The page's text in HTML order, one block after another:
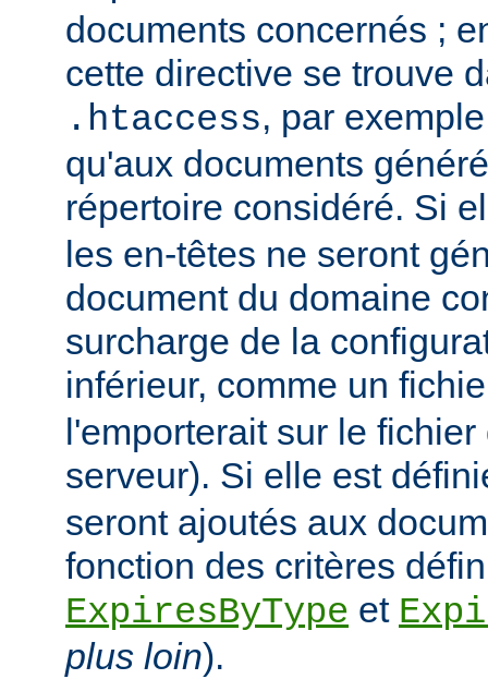
documents concernés ;
cette directive se trouve
.htaccess, par
qu'aux documents
répertoire considéré. Si
les en-têtes ne seront
document du domaine
surcharge de la
inférieur, comme un
l'emporterait sur le
serveur). Si elle est
seront ajoutés aux
fonction des critères
ExpiresByType et
plus loin).